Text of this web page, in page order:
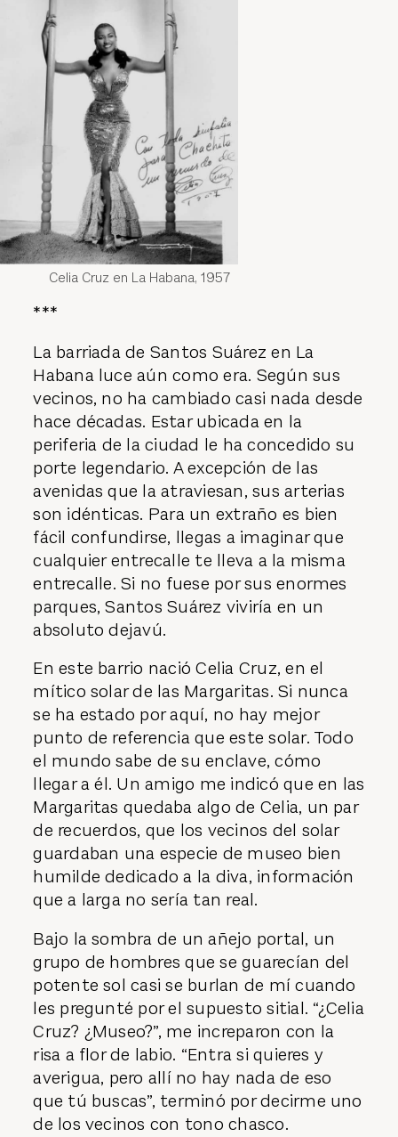
Celia Cruz en La Habana, 1957
***
La barriada de Santos Suárez en La
Habana luce aún como era. Según sus
vecinos, no ha cambiado casi nada desde
hace décadas. Estar ubicada en la
periferia de la ciudad le ha concedido su
porte legendario. A excepción de las
avenidas que la atraviesan, sus arterias
son idénticas. Para un extraño es bien
fácil confundirse, llegas a imaginar que
cualquier entrecalle te lleva a la misma
entrecalle. Si no fuese por sus enormes
parques, Santos Suárez viviría en un
absoluto dejavú.
En este barrio nació Celia Cruz, en el
mítico solar de las Margaritas. Si nunca
se ha estado por aquí, no hay mejor
punto de referencia que este solar. Todo
el mundo sabe de su enclave, cómo
llegar a él. Un amigo me indicó que en las
Margaritas quedaba algo de Celia, un par
de recuerdos, que los vecinos del solar
guardaban una especie de museo bien
humilde dedicado a la diva, información
que a larga no sería tan real.
Bajo la sombra de un añejo portal, un
grupo de hombres que se guarecían del
potente sol casi se burlan de mí cuando
les pregunté por el supuesto sitial. “¿Celia
Cruz? ¿Museo?”, me increparon con la
risa a flor de labio. “Entra si quieres y
averigua, pero allí no hay nada de eso
que tú buscas”, terminó por decirme uno
de los vecinos con tono chasco.